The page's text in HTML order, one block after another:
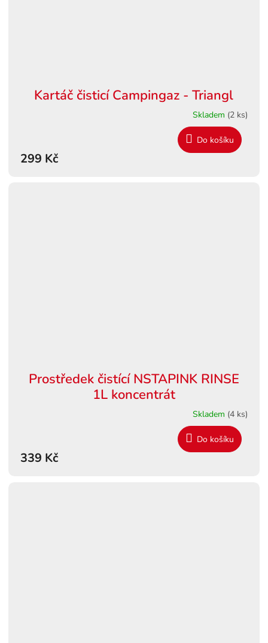
Kartáč čisticí Campingaz - Triangl
Skladem (2 ks)
299 Kč
Do košíku
Prostředek čistící NSTAPINK RINSE
1L koncentrát
Skladem (4 ks)
339 Kč
Do košíku